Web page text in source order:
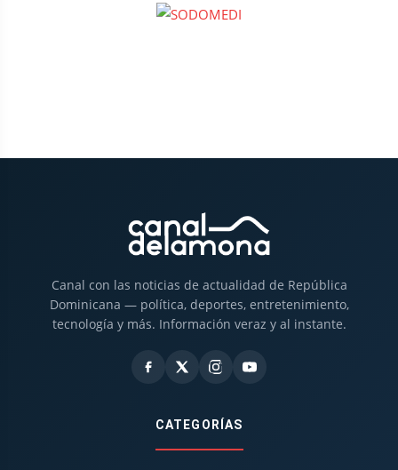
Canal con las noticias de actualidad de República
Dominicana — política, deportes, entretenimiento,
tecnología y más. Información veraz y al instante.
CATEGORÍAS